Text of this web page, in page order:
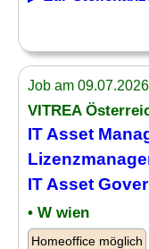
Job am
VITREA
IT Asset
IT Asset
• W wien
Homeoffice möglich